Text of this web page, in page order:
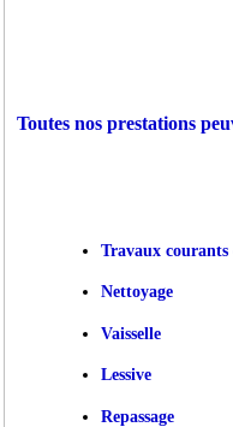
Toutes nos prestations
Travaux
Nettoyage
Vaisselle
Lessive
Repassage